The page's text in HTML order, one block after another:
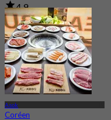
4.9
250 Réservé
De฿ 596.66
Asok
Coréen